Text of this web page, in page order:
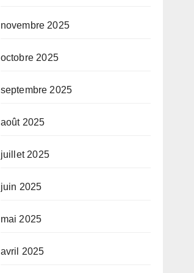
novembre 2025
octobre 2025
septembre 2025
août 2025
juillet 2025
juin 2025
mai 2025
avril 2025